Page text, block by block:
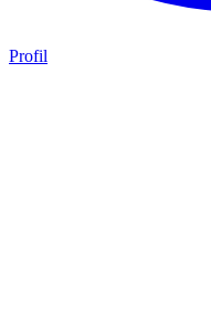
Profil